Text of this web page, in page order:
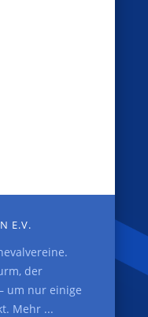
E.V.
der
um nur einige
Mehr ...